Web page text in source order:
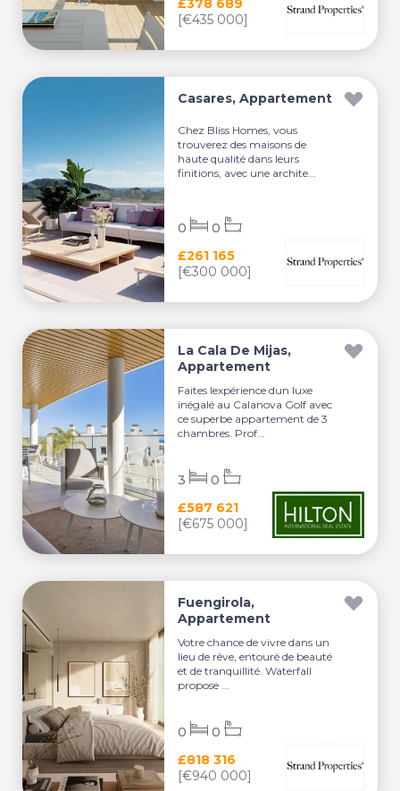
£378 689
[€435 000]
Casares, Appartement
Chez Bliss Homes, vous
trouverez des maisons de
haute qualité dans leurs
finitions, avec une archite...
£261 165
[€300 000]
0 0
La Cala De Mijas,
Appartement
Faites lexpérience dun luxe
inégalé au Calanova Golf avec
ce superbe appartement de 3
chambres. Prof...
£587 621
[€675 000]
3 0
Fuengirola,
Appartement
Votre chance de vivre dans un
lieu de rêve, entouré de beauté
et de tranquillité. Waterfall
propose ...
£818 316
[€940 000]
0 0